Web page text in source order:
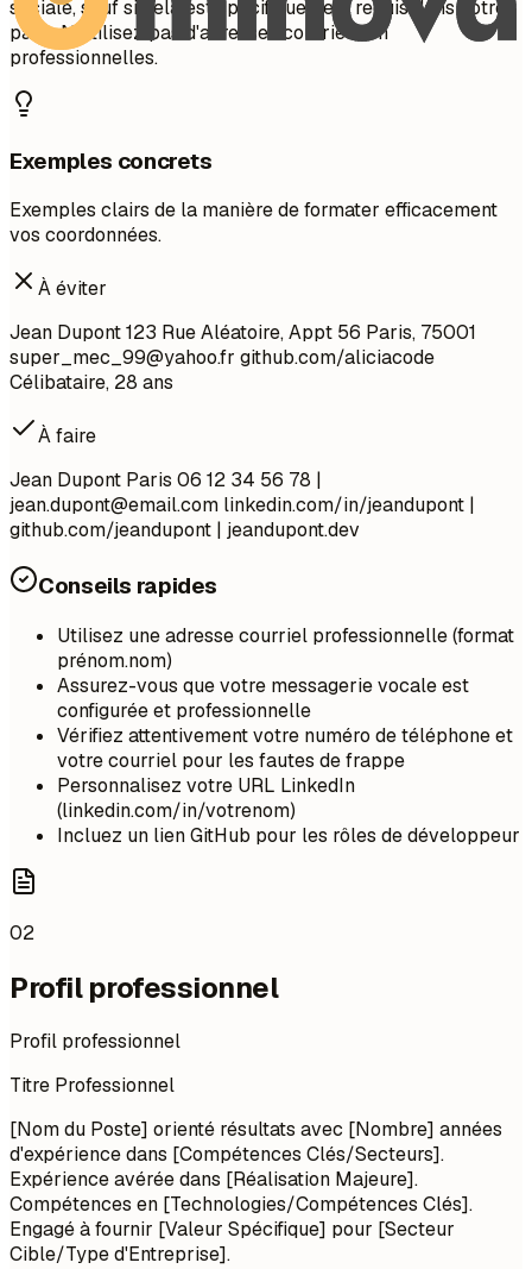
sociale, sauf si cela est spécifiquement requis dans votre
pays. N'utilisez pas d'adresses courriel non
professionnelles.
Exemples concrets
Exemples clairs de la manière de formater efficacement
vos coordonnées.
À éviter
Jean Dupont 123 Rue Aléatoire, Appt 56 Paris, 75001
super_mec_99@yahoo.fr github.com/aliciacode
Célibataire, 28 ans
À faire
Jean Dupont Paris 06 12 34 56 78 |
jean.dupont@email.com linkedin.com/in/jeandupont |
github.com/jeandupont | jeandupont.dev
Conseils rapides
Utilisez une adresse courriel professionnelle (format
prénom.nom)
Assurez-vous que votre messagerie vocale est
configurée et professionnelle
Vérifiez attentivement votre numéro de téléphone et
votre courriel pour les fautes de frappe
Personnalisez votre URL LinkedIn
(linkedin.com/in/votrenom)
Incluez un lien GitHub pour les rôles de développeur
02
Profil professionnel
Profil professionnel
Titre Professionnel
[Nom du Poste] orienté résultats avec [Nombre] années
d'expérience dans [Compétences Clés/Secteurs].
Expérience avérée dans [Réalisation Majeure].
Compétences en [Technologies/Compétences Clés].
Engagé à fournir [Valeur Spécifique] pour [Secteur
Cible/Type d'Entreprise].